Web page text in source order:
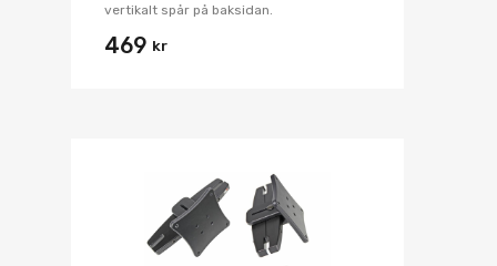
vertikalt spår på baksidan.
469 kr